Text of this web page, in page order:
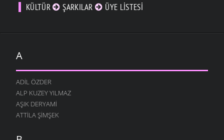
KÜLTÜR ŞARKILAR ÜYE LISTESI
A
ADIL ÖZDER
ALP KUZEY YILMAZ
AŞIK DERYAMI
ATTILA ŞIMŞEK